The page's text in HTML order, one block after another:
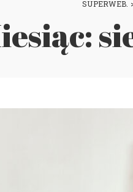
SUPERWEB.